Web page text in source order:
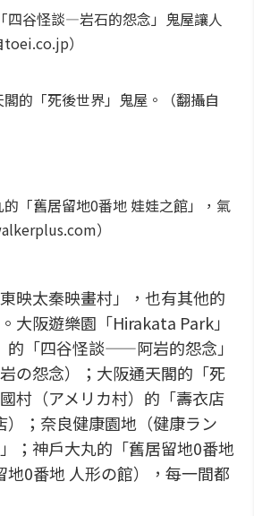
四谷怪談—岩石的怨念」鬼屋讓人
）
的「死後世界」鬼屋。（翻攝自
「舊居留地0番地 娃娃之館」，氣
）
映太秦映畫村」，也有其他的
大阪遊樂園「Hirakata Park」
的「四谷怪談——阿岩的怨念」
の怨念）；大阪通天閣的「死
村（アメリカ村）的「壽衣店
）；奈良健康園地（健康ラン
；神戶大丸的「舊居留地0番地
地0番地 人形の館），每一間都